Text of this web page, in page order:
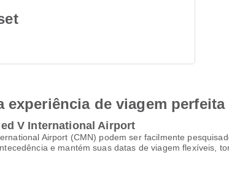
experiência de viagem perfeita
V International Airport
Airport (CMN) podem ser facilmente
e mantém suas datas de viagem flexíveis,